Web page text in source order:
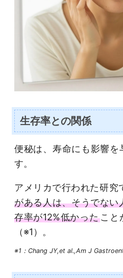
生存率との関係
便秘は、寿命にも影響を
す。
アメリカで行われた研究
がある人は、そうでない
存率が12%低かった こと
（※1）。
※1：Chang JY,et al.,Am J